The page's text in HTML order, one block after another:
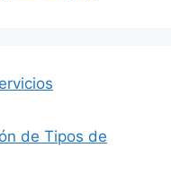
de Tipos de